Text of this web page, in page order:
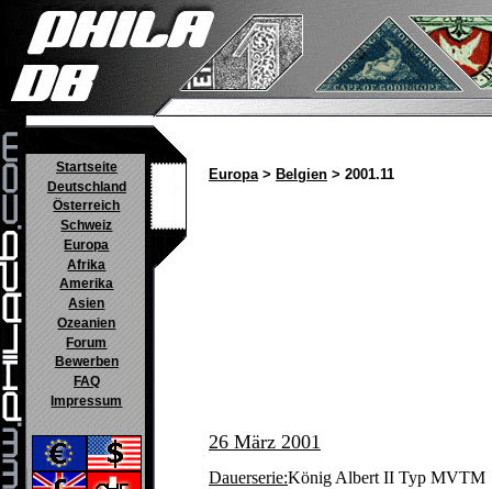
Startseite
Deutschland
Österreich
Schweiz
Europa
Afrika
Amerika
Asien
Ozeanien
Forum
Bewerben
FAQ
Impressum
Europa> Belgien > 2001.11
26 März 2001
Dauerserie:König Albert II Typ MVTM